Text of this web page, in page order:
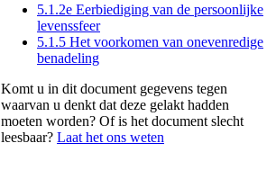
5.1.2e Eerbiediging van de persoonlijke
levenssfeer
5.1.5 Het voorkomen van onevenredige
benadeling
Komt u in dit document gegevens tegen
waarvan u denkt dat deze gelakt hadden
moeten worden? Of is het document slecht
leesbaar? Laat het ons weten